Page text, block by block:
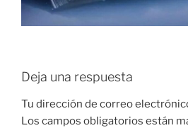
Deja una respuesta
Tu dirección de correo
Los campos obligatorios están